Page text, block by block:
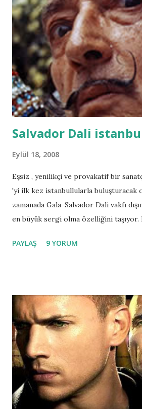
ordu yaratır. Altın Ordu'nun yaptığı
olmaması için, Kral Balor bir karar
yaratıklar da ormanlarında
etmeyen oğlu Nuada, krallığı terk
günümüzde ortaya çıktığında, Altın
oluşturup insanlığı yok etmek için
durdurmaksa Hellboy ve ekibinin
da...
Salvador Dali
Eylül 18, 2008
Eşsiz , yenilikçi ve provakatif bir
'yi ilk kez istanbullularla buluşturacak
zamanada Gala-Salvador Dali vakfı
en büyük sergi olma özelliğini taşıyor.
sürreal dünyasını herkesin anlaya
yönlü sanatçı portresi çizmiştir. En
'dir. 20.yüzyılın en önemli
eşsiz sanat anlayışını izlemek
ocak 2009 arası Sakıp Sabancı
Giriş : 10 ytl
PAYLAŞ 9 YORUM